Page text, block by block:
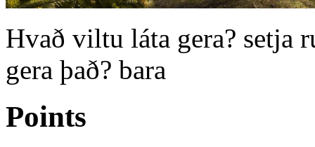
Hvað viltu láta gera? setja
gera það? bara
Points